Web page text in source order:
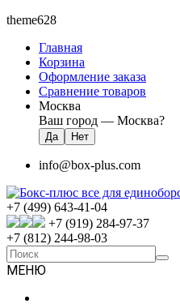
theme628
Главная
Корзина
Оформление заказа
Сравнение товаров
Москва
Ваш город — Москва?
info@box-plus.com
+7 (499) 643-41-04
+7 (919) 284-97-37
+7 (812) 244-98-03
МЕНЮ